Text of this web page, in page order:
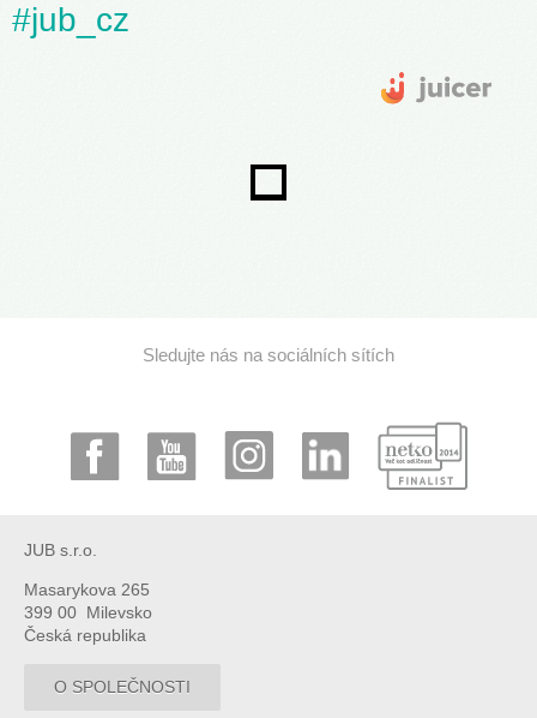
#jub_cz
Sledujte nás na sociálních sítích
JUB s.r.o.
Masarykova 265
399 00 Milevsko
Česká republika
O SPOLEČNOSTI